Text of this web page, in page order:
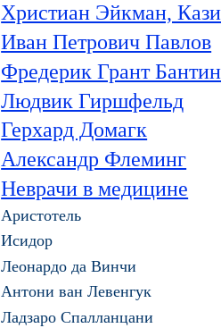
Христиан Эйкман,
Иван Петрович Павлов
Фредерик Грант
Людвик Гиршфельд
Герхард Домагк
Александр Флеминг
Неврачи в медицине
Аристотель
Исидор
Леонардо да Винчи
Антони ван Левенгук
Ладзаро Спалланцани